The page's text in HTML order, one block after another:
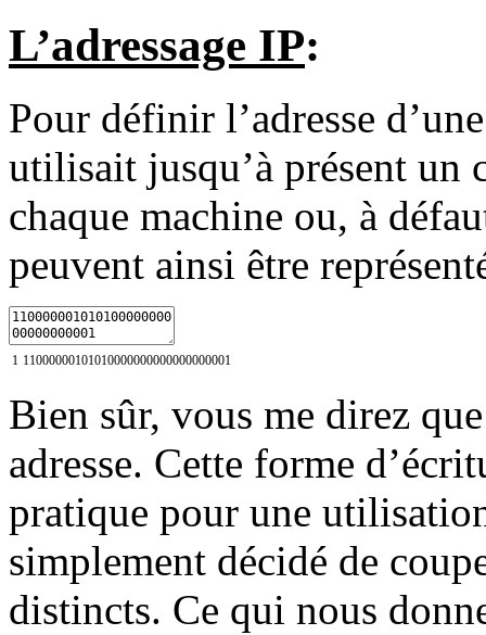
L’adressage IP:
Pour définir l’adresse
utilisait jusqu’à présent
chaque machine ou, à
peuvent ainsi être
1 11000000101010000000000000000001
Bien sûr, vous me direz
adresse. Cette forme
pratique pour une
simplement décidé de
distincts. Ce qui nous